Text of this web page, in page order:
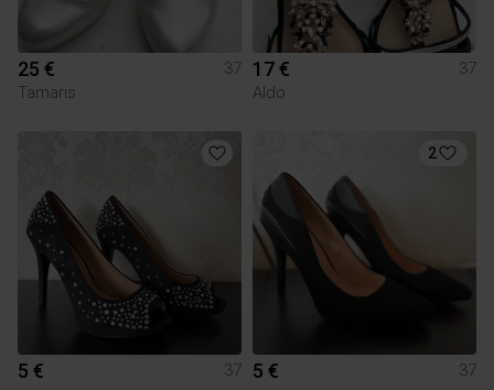
25 €
37
Tamaris
17 €
37
Aldo
5 € 37
2
5 € 37